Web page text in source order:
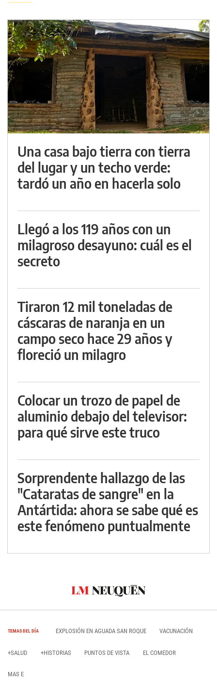
Una casa bajo tierra con tierra
del lugar y un techo verde:
tardó un año en hacerla solo
Llegó a los 119 años con un
milagroso desayuno: cuál es el
secreto
Tiraron 12 mil toneladas de
cáscaras de naranja en un
campo seco hace 29 años y
floreció un milagro
Colocar un trozo de papel de
aluminio debajo del televisor:
para qué sirve este truco
Sorprendente hallazgo de las
"Cataratas de sangre" en la
Antártida: ahora se sabe qué es
este fenómeno puntualmente
TEMAS DEL DÍA EXPLOSIÓN EN AGUADA SAN ROQUE VACUNACIÓN
+SALUD +HISTORIAS PUNTOS DE VISTA EL COMEDOR
MAS E